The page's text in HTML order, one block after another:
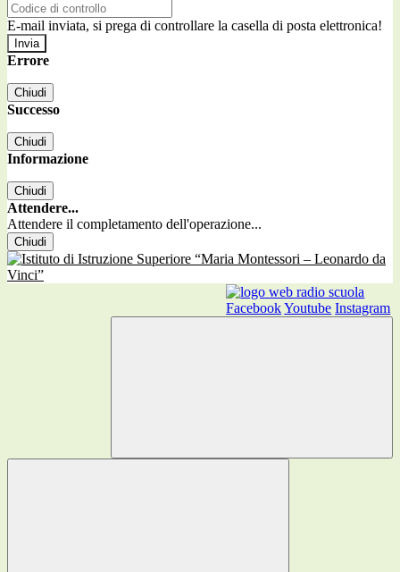
E-mail inviata, si prega di controllare la casella di posta elettronica!
Errore
Chiudi
Successo
Chiudi
Informazione
Chiudi
Attendere...
Attendere il completamento dell'operazione...
Chiudi
FacebookYoutube Instagram